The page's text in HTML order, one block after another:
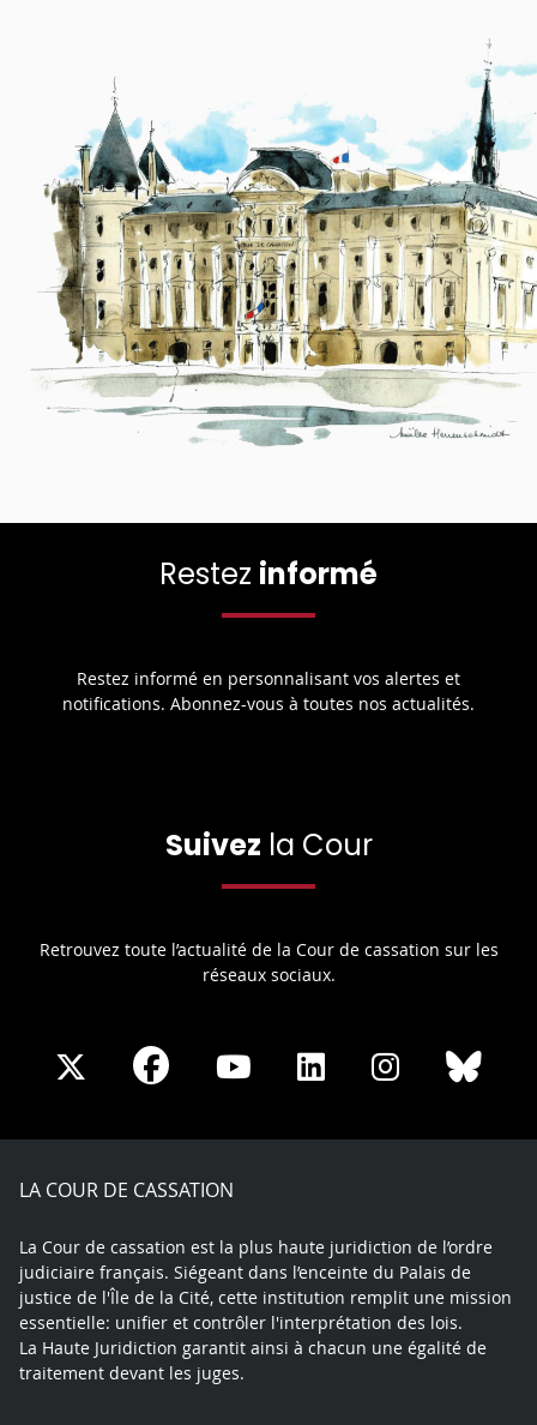
Restez informé
Restez informé en personnalisant vos alertes et
notifications. Abonnez-vous à toutes nos actualités.
Suivez la Cour
Retrouvez toute l’actualité de la Cour de cassation sur les
réseaux sociaux.
Share
X
Share
Facebook
Share
Youtube
Share
LinkedIn
Share
Instagram
LA COUR DE CASSATION
La Cour de cassation est la plus haute juridiction de l’ordre
judiciaire français. Siégeant dans l’enceinte du Palais de
justice de l'Île de la Cité, cette institution remplit une mission
essentielle: unifier et contrôler l'interprétation des lois.
La Haute Juridiction garantit ainsi à chacun une égalité de
traitement devant les juges.